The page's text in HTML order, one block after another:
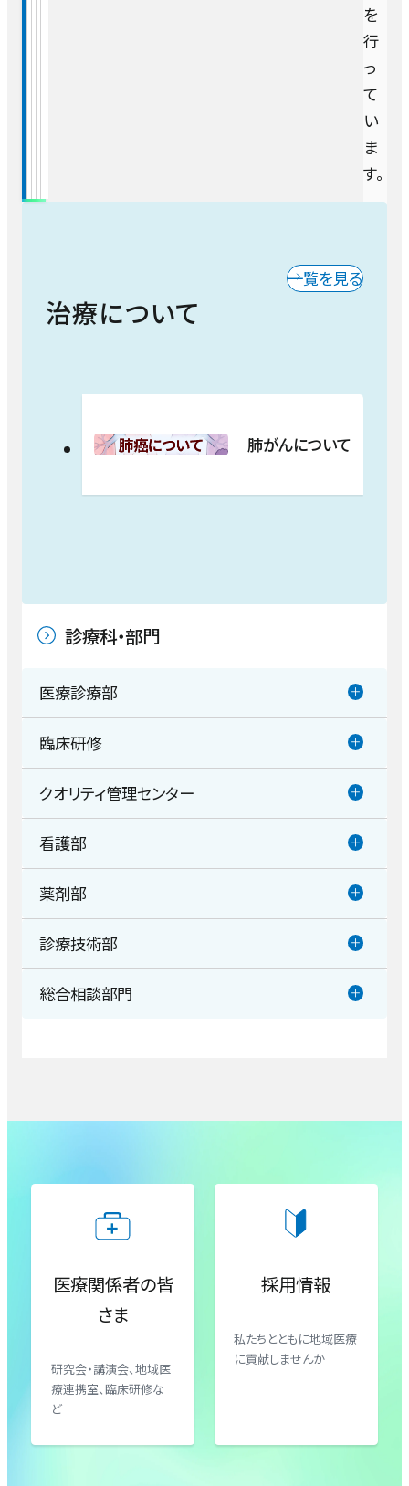
を
行
っ
て
い
ま
す。
治療について
一覧を見る
肺がんについて
診療科・部門
医療診療部
消化器内科
循環器内科・冠疾患内科・不整脈疾患内科
呼吸器内科
内分泌・代謝科
腎臓内科
産婦人科（産科）
産婦人科（婦人科）
外科・肝胆膵外科・消化管外科
臨床研修
臨床研修
クオリティ管理センター
医療安全管理室
感染管理室
看護部
看護部
薬剤部
薬剤部
診療技術部
放射線室
理学療法室・作業療法室・言語聴覚療法室
総合相談部門
入退院支援センター
がん相談支援センター
医療関係者の皆
さま
研究会・講演会、地域医
療連携室、臨床研修な
ど
採用情報
私たちとともに地域医療
に貢献しませんか